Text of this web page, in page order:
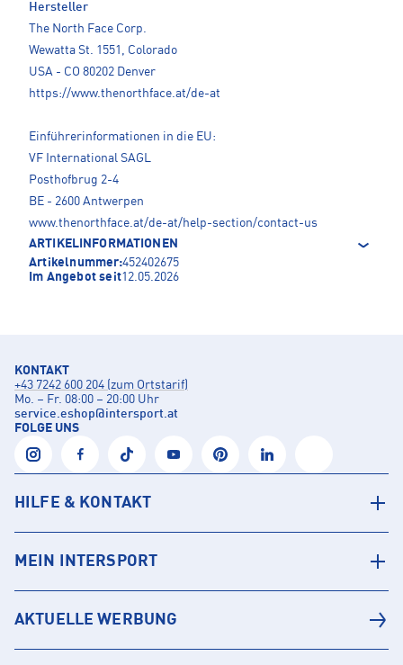
Hersteller
The North Face Corp.
Wewatta St. 1551, Colorado
USA - CO 80202 Denver
https://www.thenorthface.at/de-at
Einführerinformationen in die EU:
VF International SAGL
Posthofbrug 2-4
BE - 2600 Antwerpen
www.thenorthface.at/de-at/help-section/contact-us
ARTIKELINFORMATIONEN
Artikelnummer:452402675
Im Angebot seit12.05.2026
KONTAKT
+43 7242 600 204 (zum Ortstarif)
Mo. – Fr. 08:00 – 20:00 Uhr
service.eshop@intersport.at
FOLGE UNS
HILFE & KONTAKT
MEIN INTERSPORT
AKTUELLE WERBUNG